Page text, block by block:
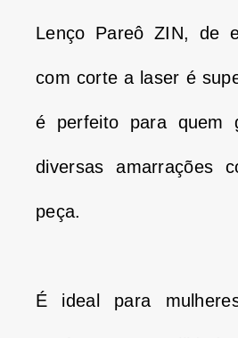
Lenço Pareô ZIN, de
com corte a laser é
é perfeito para quem
diversas amarrações
peça.
É ideal para